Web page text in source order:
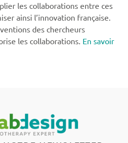
les collaborations entre ces
ainsi l’innovation française.
des chercheurs
les collaborations. En savoir